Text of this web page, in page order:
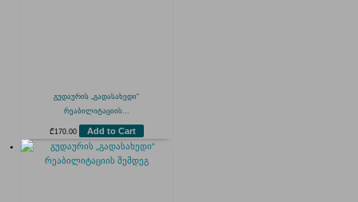
გუდაურის „გადასახედი“
რეაბილიტაციის...
₾170.00 Add to Cart